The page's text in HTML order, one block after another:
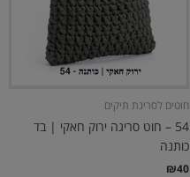
חוטים לסריגת תיקים
54 – חוט סריגה ירוק חאקי | בד
כותנה
₪40